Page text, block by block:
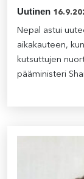
Uutinen
Nepal astui
aikakauteen,
kutsuttujen
pääministeri